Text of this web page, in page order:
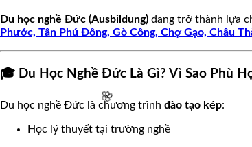
Du học nghề Đức (Ausbildung) đang trở thành lựa
Phước, Tân Phú Đông, Gò Công, Chợ Gạo, Châu
🎓 Du Học Nghề Đức Là Gì? Vì Sao Phù
Du học nghề Đức là chương trình đào tạo kép:
Học lý thuyết tại trường nghề